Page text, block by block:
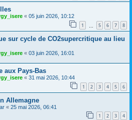
« 05 juin 2026, 10:12
1 5 6 7 8
sur cycle de CO2supercritique au lieu
« 03 juin 2026, 16:01
aux Pays-Bas
« 31 mai 2026, 10:44
1 2 3 4 5 6
Allemagne
« 25 mai 2026, 06:41
1 2 3 4